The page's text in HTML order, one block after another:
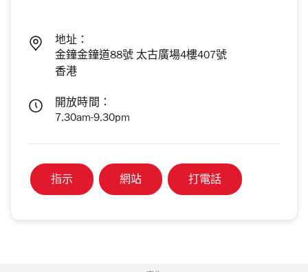
地址：
金鐘金鐘道88號 太古廣場4樓407號
香港
開放時間：
7.30am-9.30pm
指示 網站 打電話